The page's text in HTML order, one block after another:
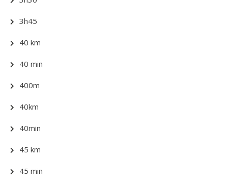
3h45
40 km
40 min
400m
40km
40min
45 km
45 min